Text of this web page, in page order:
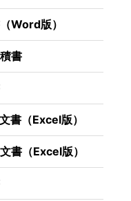
Word版）
書
書（Excel版）
書（Excel版）